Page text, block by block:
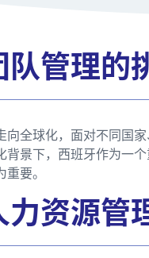
管理的
向全球化，面对不同国
背景下，西班牙作为一
要。
资源管